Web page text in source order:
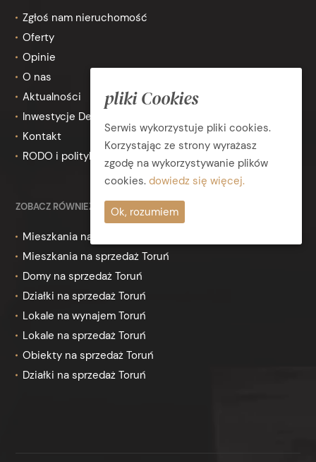
Zgłoś nam nieruchomość
Oferty
Opinie
O nas
Aktualności
Inwestycje Deweloperskie
Kontakt
RODO i polityka prywatności
ZOBACZ RÓWNIEŻ
Mieszkania na wynajem Toruń
Mieszkania na sprzedaż Toruń
Domy na sprzedaż Toruń
Działki na sprzedaż Toruń
Lokale na wynajem Toruń
Lokale na sprzedaż Toruń
Obiekty na sprzedaż Toruń
Działki na sprzedaż Toruń
pliki Cookies
Serwis wykorzystuje pliki cookies.
Korzystając ze strony wyrażasz
zgodę na wykorzystywanie plików
cookies. dowiedz się więcej.
Ok, rozumiem